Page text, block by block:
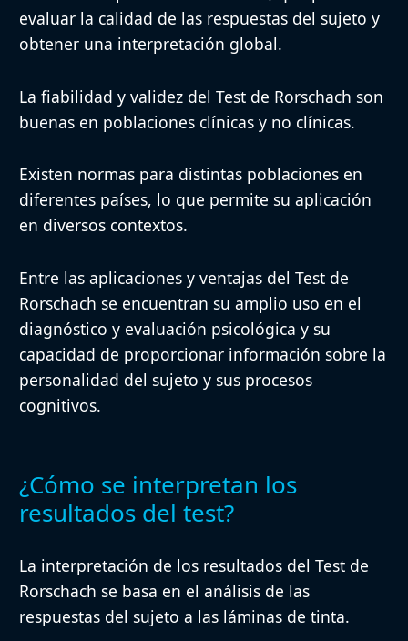
evaluar la calidad de las respuestas del sujeto y
obtener una interpretación global.
La fiabilidad y validez del Test de Rorschach son
buenas en poblaciones clínicas y no clínicas.
Existen normas para distintas poblaciones en
diferentes países, lo que permite su aplicación
en diversos contextos.
Entre las aplicaciones y ventajas del Test de
Rorschach se encuentran su amplio uso en el
diagnóstico y evaluación psicológica y su
capacidad de proporcionar información sobre la
personalidad del sujeto y sus procesos
cognitivos.
¿Cómo se interpretan los
resultados del test?
La interpretación de los resultados del Test de
Rorschach se basa en el análisis de las
respuestas del sujeto a las láminas de tinta.